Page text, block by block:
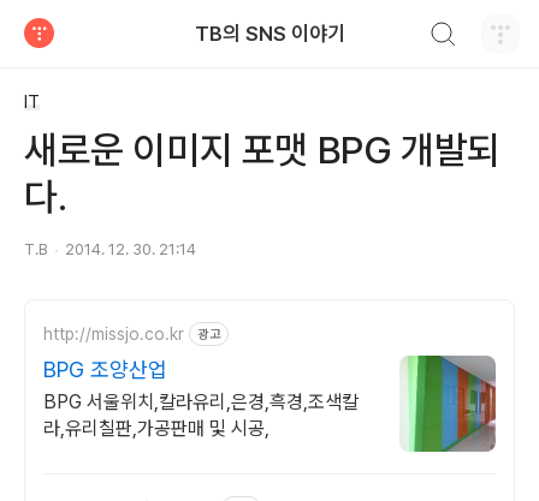
TB의 SNS 이야기
IT
새로운 이미지 포맷 BPG 개발되
다.
T.B 2014. 12. 30. 21:14
http://missjo.co.kr 광고
BPG 조양산업
BPG 서울위치,칼라유리,은경,흑경,조색칼
라,유리칠판,가공판매 및 시공,